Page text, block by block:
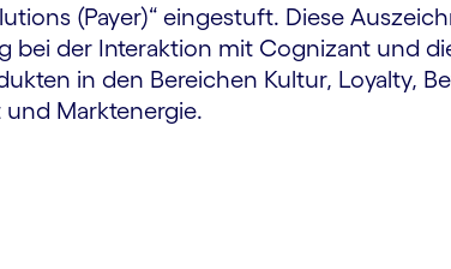
(Payer)“ eingestuft. Diese
bei der Interaktion mit Cognizant und
in den Bereichen Kultur, Loyalty,
Marktenergie.